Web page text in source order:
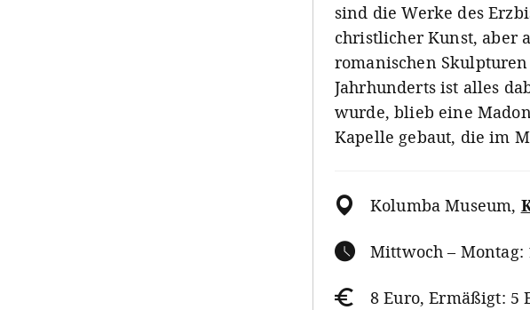
sind die Werke des
christlicher Kunst, aber
romanischen Skulpturen
Jahrhunderts ist alles
wurde, blieb eine
Kapelle gebaut, die im
Kolumba Museum,
Mittwoch – Montag:
8 Euro, Ermäßigt: 5